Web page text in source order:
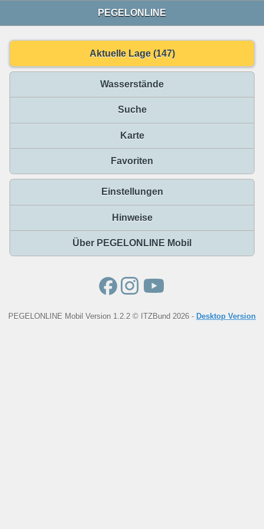
PEGELONLINE
Aktuelle Lage (147)
Wasserstände
Suche
Karte
Favoriten
Einstellungen
Hinweise
Über PEGELONLINE Mobil
PEGELONLINE Mobil Version 1.2.2 © ITZBund 2026 - Desktop Version